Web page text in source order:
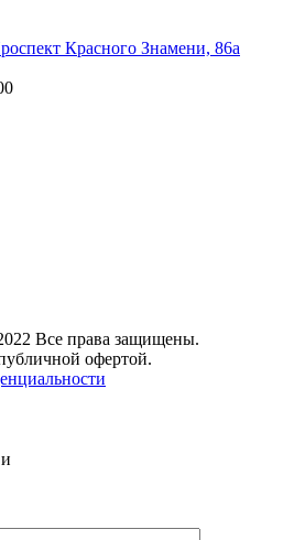
Красного Знамени, 86а
Все права защищены.
офертой.